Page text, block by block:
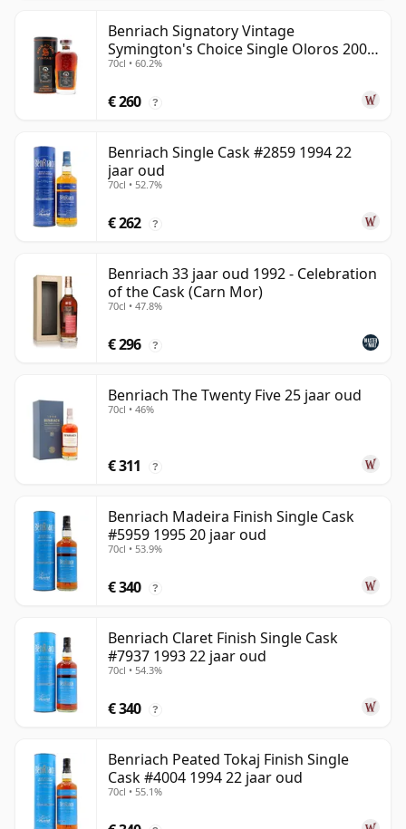
Benriach Signatory Vintage
Symington's Choice Single Oloros 2000
25 jaar oud
70cl • 60.2%
€ 260 ?
Benriach Single Cask #2859 1994 22
jaar oud
70cl • 52.7%
€ 262 ?
Benriach 33 jaar oud 1992 - Celebration
of the Cask (Carn Mor)
70cl • 47.8%
€ 296 ?
Benriach The Twenty Five 25 jaar oud
70cl • 46%
€ 311 ?
Benriach Madeira Finish Single Cask
#5959 1995 20 jaar oud
70cl • 53.9%
€ 340 ?
Benriach Claret Finish Single Cask
#7937 1993 22 jaar oud
70cl • 54.3%
€ 340 ?
Benriach Peated Tokaj Finish Single
Cask #4004 1994 22 jaar oud
70cl • 55.1%